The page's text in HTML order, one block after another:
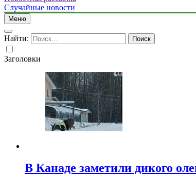
Случайные новости
Меню
Найти:
Заголовки
В Канаде заметили дикого